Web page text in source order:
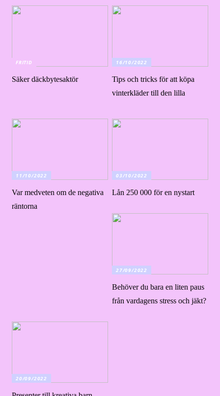
FRITID
Säker däckbytesaktör
16/10/2022
Tips och tricks för att köpa
vinterkläder till den lilla
11/10/2022
Var medveten om de negativa
räntorna
03/10/2022
Lån 250 000 för en nystart
27/09/2022
Behöver du bara en liten paus
från vardagens stress och jäkt?
20/09/2022